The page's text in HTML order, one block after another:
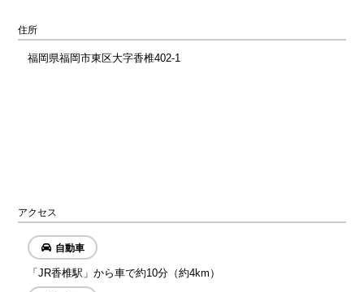
住所
福岡県福岡市東区大字香椎402-1
アクセス
自動車
「JR香椎駅」から車で約10分（約4km）